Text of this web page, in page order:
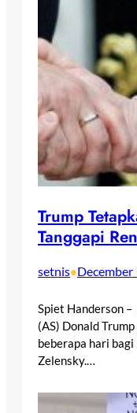
Trump
Tanggapi
setnis•December
Spiet Handerson
(AS) Donald
beberapa hari
Zelensky.…